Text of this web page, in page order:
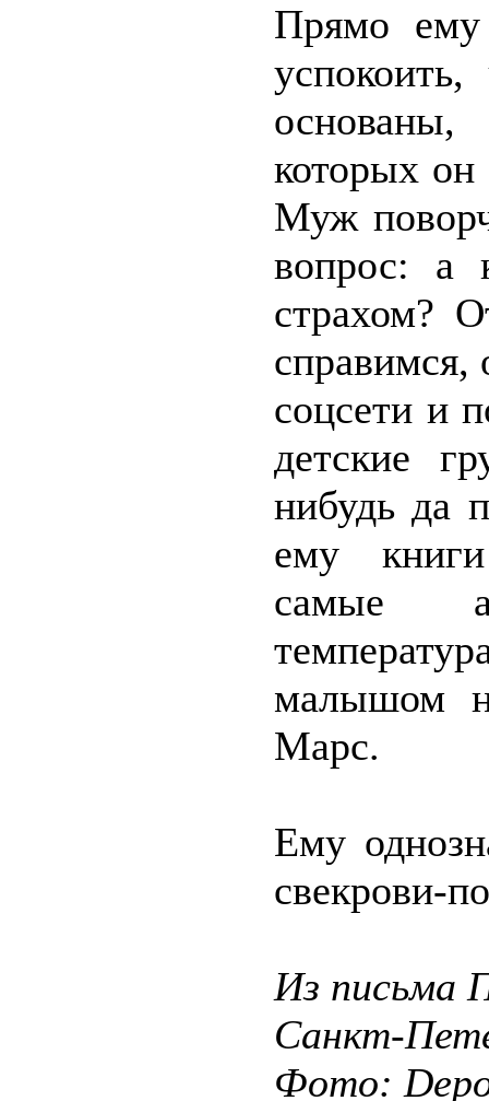
Прямо ему
которых он
Муж
вопрос: а
страхом?
справимся,
соцсети и
детские
нибудь да
ему
самые
малышом
Марс.
Ему
свекрови-
Из письма
Санкт-
Фото: